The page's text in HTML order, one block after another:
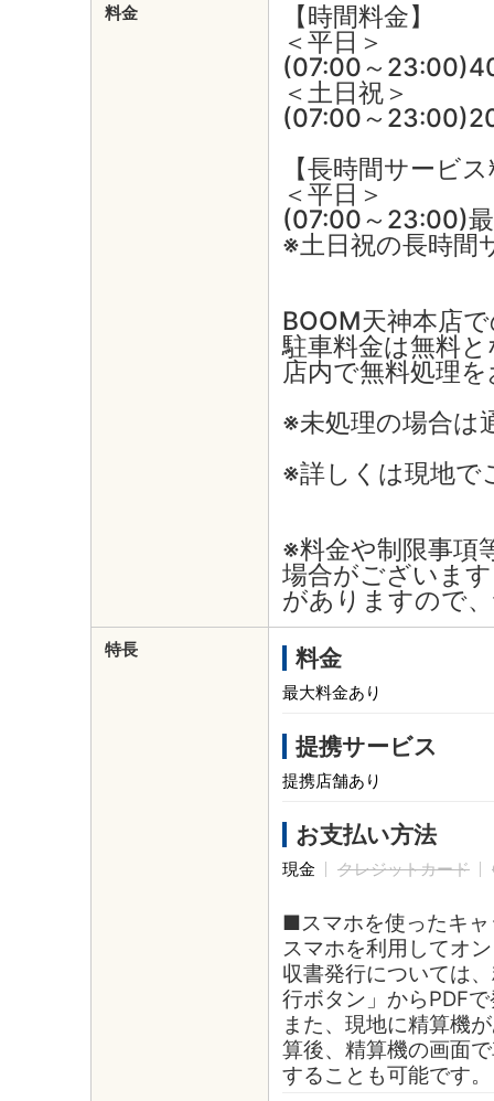
料金
【時間料金】
＜平日＞
(07:00～
＜土日祝＞
(07:00～
【長時間サービ
＜平日＞
(07:00～23:00)
※土日祝の長時間
BOOM天神本店
駐車料金は無料
店内で無料処理
※未処理の場合は
※詳しくは現地で
※料金や制限事項
場合がございま
がありますので
特長 料金
最大料金あり
提携サービス
提携店舗あり
お支払い方法
現金 クレジットカード
■スマホを使ったキ
スマホを利用してオ
収書発行については
行ボタン」からPDF
また、現地に精算機
算後、精算機の画面
することも可能です。